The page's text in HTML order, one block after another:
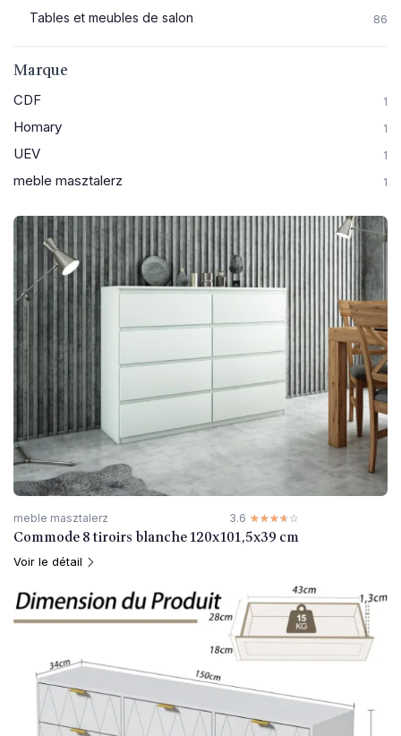
Tables et meubles de salon 86
Marque
CDF 1
Homary 1
UEV 1
meble masztalerz 1
meble masztalerz 3.6 ☆☆☆☆☆
★★★★★
Commode 8 tiroirs blanche 120x101,5x39 cm
Voir le détail